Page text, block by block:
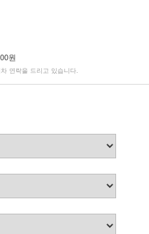
원
연락을 드리고 있습니다.